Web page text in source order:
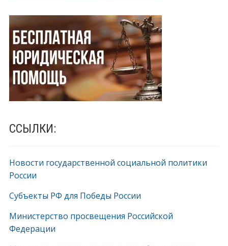
ССЫЛКИ:
Новости государственной социальной политики
России
Субъекты РФ для Победы России
Министерство просвещения Российской
Федерации